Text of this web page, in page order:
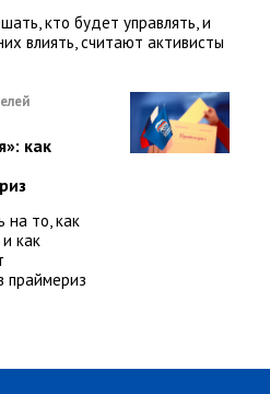
кто будет управлять, и
влиять, считают активисты
как
на то, как
как
праймериз